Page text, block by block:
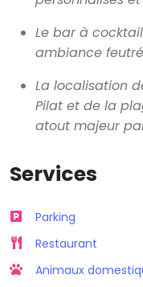
Le bar à
ambiance
La localisation
Pilat et de la
atout majeur
Services
Parking
Restaurant
Animaux